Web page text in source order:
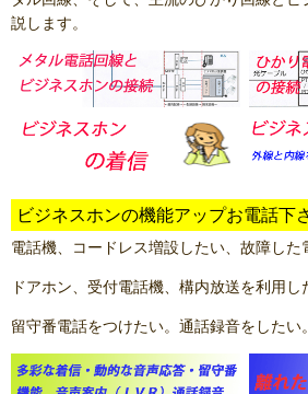
説します。
ビジネスホンの機能アップお電話下
電話機、コードレス増設したい、故障した
ドアホン、受付電話機、構内放送を利用し
留守番電話をつけたい。通話録音をしたい。